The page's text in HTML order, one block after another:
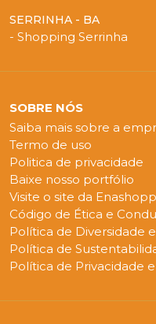
SERRINHA - BA
- Shopping Serrinha
SOBRE NÓS
Saiba mais sobre a
Termo de uso
Politica de privacidade
Baixe nosso portfólio
Visite o site da Enashopp
Código de Ética e
Política de Diversidade e
Política de
Política de Privacidade